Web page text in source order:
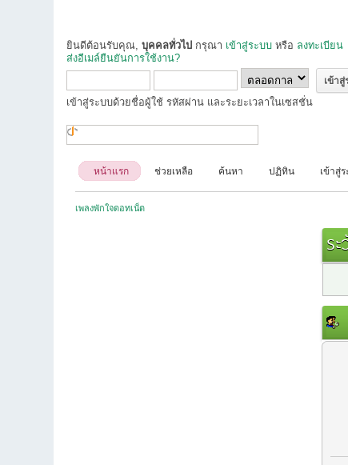
ยินดีต้อนรับคุณ,บุคคลทั่วไป กรุณา เข้าสู่ระบบ หรือ ลงทะเบียน
ส่งอีเมล์ยืนยันการใช้งาน?
เข้าสู่ระบบด้วยชื่อผู้ใช้ รหัสผ่าน และระยะเวลาในเซสชั่น
หน้าแรก ช่วยเหลือ ค้นหา ปฏิทิน เข้าสู่
เพลงพักใจดอทเน็ต
ร